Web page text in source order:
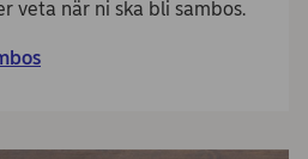
veta när ni ska bli sambos.